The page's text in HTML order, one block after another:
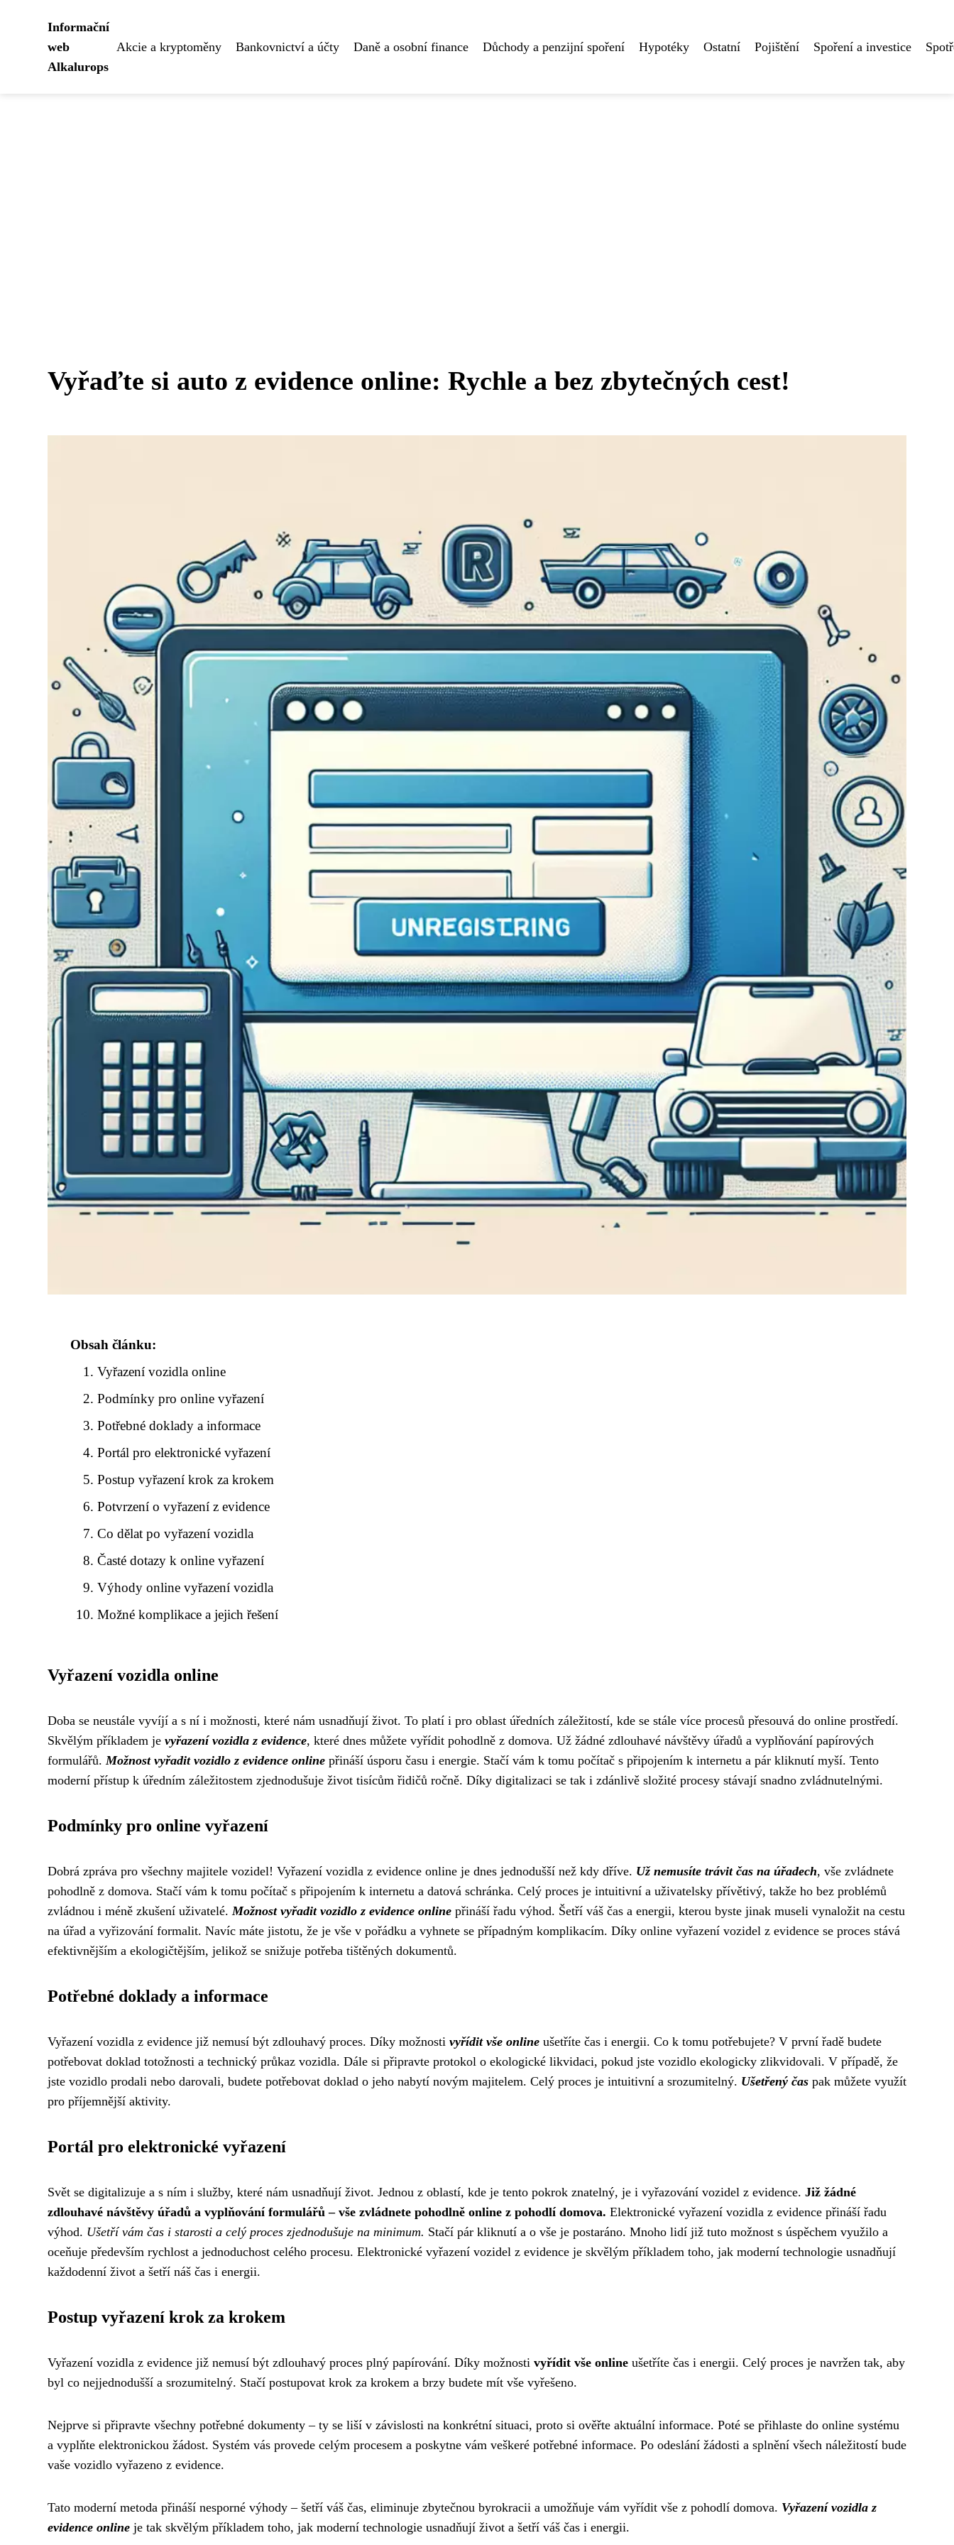
Informační
web
Alkalurops
Akcie a kryptoměny Bankovnictví a účty Daně a osobní finance Důchody a penzijní spoření Hypotéky Ostatní Pojištění Spoření a investice
Vyřaďte si auto z evidence online: Rychle a bez zbytečných cest!
Obsah článku:
Vyřazení vozidla online
Podmínky pro online vyřazení
Potřebné doklady a informace
Portál pro elektronické vyřazení
Postup vyřazení krok za krokem
Potvrzení o vyřazení z evidence
Co dělat po vyřazení vozidla
Časté dotazy k online vyřazení
Výhody online vyřazení vozidla
Možné komplikace a jejich řešení
Vyřazení vozidla online
Doba se neustále vyvíjí a s ní i možnosti, které nám usnadňují život. To platí i pro oblast úředních záležitostí, kde se stále více procesů přesouvá do online prostředí.
Skvělým příkladem je vyřazení vozidla z evidence, které dnes můžete vyřídit pohodlně z domova. Už žádné zdlouhavé návštěvy úřadů a vyplňování papírových
formulářů.Možnost vyřadit vozidlo z evidence online přináší úsporu času i energie. Stačí vám k tomu počítač s připojením k internetu a pár kliknutí myší. Tento
moderní přístup k úředním záležitostem zjednodušuje život tisícům řidičů ročně. Díky digitalizaci se tak i zdánlivě složité procesy stávají snadno zvládnutelnými.
Podmínky pro online vyřazení
Dobrá zpráva pro všechny majitele vozidel! Vyřazení vozidla z evidence online je dnes jednodušší než kdy dříve. Už nemusíte trávit čas na úřadech, vše zvládnete
pohodlně z domova. Stačí vám k tomu počítač s připojením k internetu a datová schránka. Celý proces je intuitivní a uživatelsky přívětivý, takže ho bez problémů
zvládnou i méně zkušení uživatelé.Možnost vyřadit vozidlo z evidence online přináší řadu výhod. Šetří váš čas a energii, kterou byste jinak museli vynaložit na cestu
na úřad a vyřizování formalit. Navíc máte jistotu, že je vše v pořádku a vyhnete se případným komplikacím. Díky online vyřazení vozidel z evidence se proces stává
efektivnějším a ekologičtějším, jelikož se snižuje potřeba tištěných dokumentů.
Potřebné doklady a informace
Vyřazení vozidla z evidence již nemusí být zdlouhavý proces. Díky možnosti vyřídit vše online ušetříte čas i energii. Co k tomu potřebujete? V první řadě budete
potřebovat doklad totožnosti a technický průkaz vozidla. Dále si připravte protokol o ekologické likvidaci, pokud jste vozidlo ekologicky zlikvidovali. V případě, že
jste vozidlo prodali nebo darovali, budete potřebovat doklad o jeho nabytí novým majitelem. Celý proces je intuitivní a srozumitelný. Ušetřený čas pak můžete využít
pro příjemnější aktivity.
Portál pro elektronické vyřazení
Svět se digitalizuje a s ním i služby, které nám usnadňují život. Jednou z oblastí, kde je tento pokrok znatelný, je i vyřazování vozidel z evidence. Již žádné
zdlouhavé návštěvy úřadů a vyplňování formulářů – vše zvládnete pohodlně online z pohodlí domova. Elektronické vyřazení vozidla z evidence přináší řadu
výhod. Ušetří vám čas i starosti a celý proces zjednodušuje na minimum. Stačí pár kliknutí a o vše je postaráno. Mnoho lidí již tuto možnost s úspěchem využilo a
oceňuje především rychlost a jednoduchost celého procesu. Elektronické vyřazení vozidel z evidence je skvělým příkladem toho, jak moderní technologie usnadňují
každodenní život a šetří náš čas i energii.
Postup vyřazení krok za krokem
Vyřazení vozidla z evidence již nemusí být zdlouhavý proces plný papírování. Díky možnosti vyřídit vše online ušetříte čas i energii. Celý proces je navržen tak, aby
byl co nejjednodušší a srozumitelný. Stačí postupovat krok za krokem a brzy budete mít vše vyřešeno.
Nejprve si připravte všechny potřebné dokumenty – ty se liší v závislosti na konkrétní situaci, proto si ověřte aktuální informace. Poté se přihlaste do online systému
a vyplňte elektronickou žádost. Systém vás provede celým procesem a poskytne vám veškeré potřebné informace. Po odeslání žádosti a splnění všech náležitostí bude
vaše vozidlo vyřazeno z evidence.
Tato moderní metoda přináší nesporné výhody – šetří váš čas, eliminuje zbytečnou byrokracii a umožňuje vám vyřídit vše z pohodlí domova. Vyřazení vozidla z
evidence online je tak skvělým příkladem toho, jak moderní technologie usnadňují život a šetří váš čas i energii.